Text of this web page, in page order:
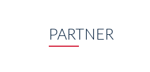
PARTNER